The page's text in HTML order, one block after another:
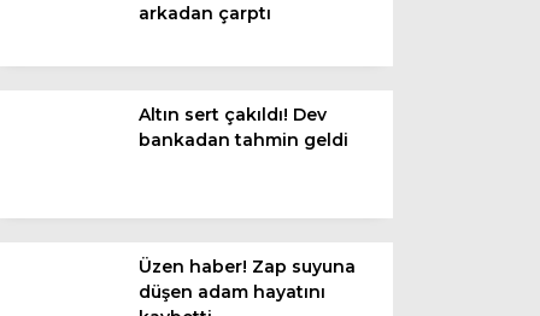
WhatsApp İhbar
arkadan çarptı
Altın sert çakıldı! Dev
bankadan tahmin geldi
Üzen haber! Zap suyuna
düşen adam hayatını